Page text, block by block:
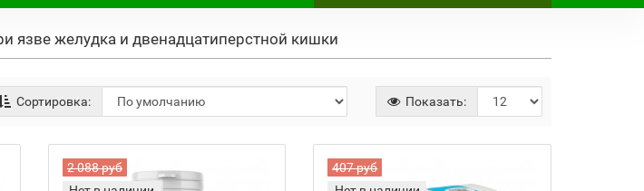
язве желудка и двенадцатиперстной кишки
Сортировка: Показать:
2 088 руб
407 руб